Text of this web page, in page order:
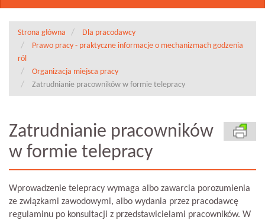
Strona główna
Dla pracodawcy
Prawo pracy - praktyczne informacje o mechanizmach godzenia
ról
Organizacja miejsca pracy
Zatrudnianie pracowników w formie telepracy
Zatrudnianie pracowników
w formie telepracy
Wprowadzenie telepracy wymaga albo zawarcia porozumienia
ze związkami zawodowymi, albo wydania przez pracodawcę
regulaminu po konsultacji z przedstawicielami pracowników. W